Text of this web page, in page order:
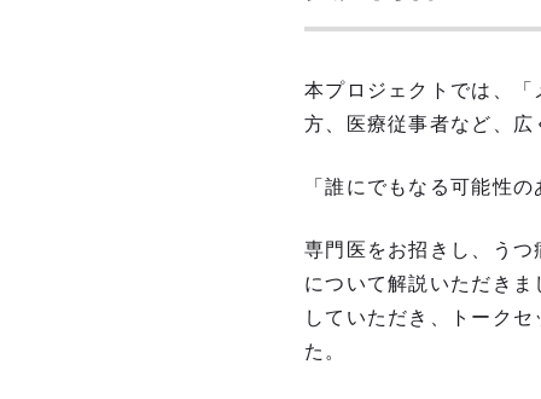
本プロジェクトでは、
方、医療従事者など、
「誰にでもなる可能性
専門医をお招きし、う
について解説いただき
していただき、トーク
た。